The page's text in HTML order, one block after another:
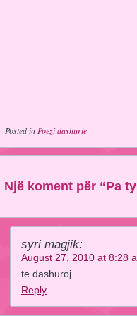
Posted in Poezi dashurie
Një koment për “Pa
syri magjik:
August 27, 2010 at 8:28
te dashuroj
Reply